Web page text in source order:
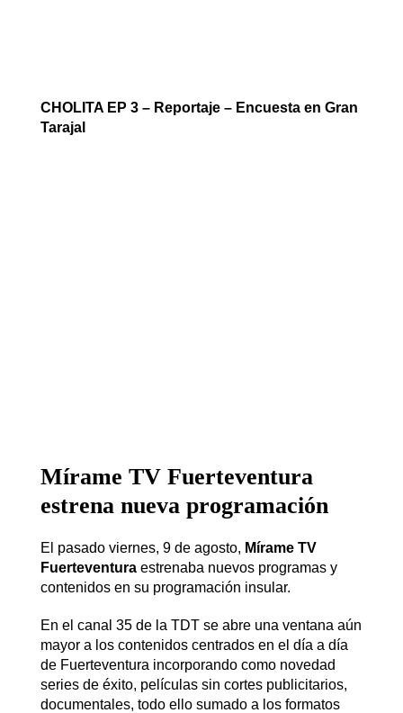
CHOLITA EP 3 – Reportaje – Encuesta en Gran
Tarajal
Mírame TV Fuerteventura
estrena nueva programación
El pasado viernes, 9 de agosto, Mírame TV
Fuerteventuraestrenaba nuevos programas y
contenidos en su programación insular.
En el canal 35 de la TDT se abre una ventana aún
mayor a los contenidos centrados en el día a día
de Fuerteventura incorporando como novedad
series de éxito, películas sin cortes publicitarios,
documentales, todo ello sumado a los formatos